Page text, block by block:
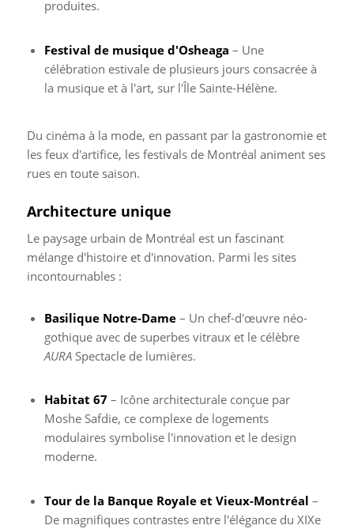
produites.
Festival de musique d'Osheaga – Une
célébration estivale de plusieurs jours consacrée à
la musique et à l'art, sur l'Île Sainte-Hélène.
Du cinéma à la mode, en passant par la gastronomie et
les feux d'artifice, les festivals de Montréal animent ses
rues en toute saison.
Architecture unique
Le paysage urbain de Montréal est un fascinant
mélange d'histoire et d'innovation. Parmi les sites
incontournables :
Basilique Notre-Dame– Un chef-d'œuvre néo-
gothique avec de superbes vitraux et le célèbre
AURASpectacle de lumières.
Habitat 67– Icône architecturale conçue par
Moshe Safdie, ce complexe de logements
modulaires symbolise l'innovation et le design
moderne.
Tour de la Banque Royale et Vieux-Montréal –
De magnifiques contrastes entre l'élégance du XIXe